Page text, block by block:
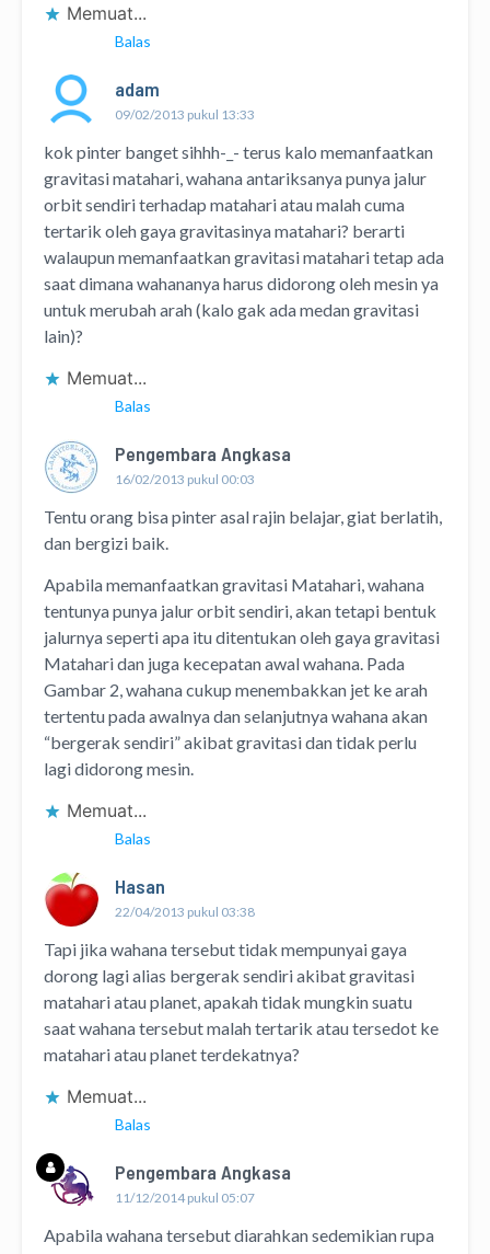
Memuat...
Balas
adam
09/02/2013 pukul 13:33
kok pinter banget sihhh-_- terus kalo memanfaatkan
gravitasi matahari, wahana antariksanya punya jalur
orbit sendiri terhadap matahari atau malah cuma
tertarik oleh gaya gravitasinya matahari? berarti
walaupun memanfaatkan gravitasi matahari tetap ada
saat dimana wahananya harus didorong oleh mesin ya
untuk merubah arah (kalo gak ada medan gravitasi
lain)?
Memuat...
Balas
Pengembara Angkasa
16/02/2013 pukul 00:03
Tentu orang bisa pinter asal rajin belajar, giat berlatih,
dan bergizi baik.
Apabila memanfaatkan gravitasi Matahari, wahana
tentunya punya jalur orbit sendiri, akan tetapi bentuk
jalurnya seperti apa itu ditentukan oleh gaya gravitasi
Matahari dan juga kecepatan awal wahana. Pada
Gambar 2, wahana cukup menembakkan jet ke arah
tertentu pada awalnya dan selanjutnya wahana akan
“bergerak sendiri” akibat gravitasi dan tidak perlu
lagi didorong mesin.
Memuat...
Balas
Hasan
22/04/2013 pukul 03:38
Tapi jika wahana tersebut tidak mempunyai gaya
dorong lagi alias bergerak sendiri akibat gravitasi
matahari atau planet, apakah tidak mungkin suatu
saat wahana tersebut malah tertarik atau tersedot ke
matahari atau planet terdekatnya?
Memuat...
Balas
Pengembara Angkasa
11/12/2014 pukul 05:07
Apabila wahana tersebut diarahkan sedemikian rupa